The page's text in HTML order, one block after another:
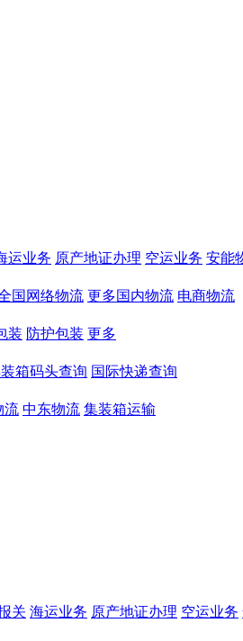
运业务 原产地证办理 空运业务 安能
国网络物流 更多国内物流 电商物流
装 防护包装 更多
箱码头查询 国际快递查询
流 中东物流 集装箱运输
关 海运业务 原产地证办理 空运业务